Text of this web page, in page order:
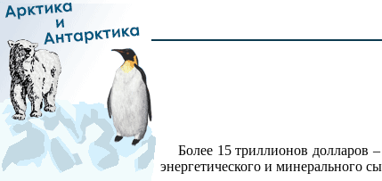
Более 15 триллионов долларов
энергетического и минерального